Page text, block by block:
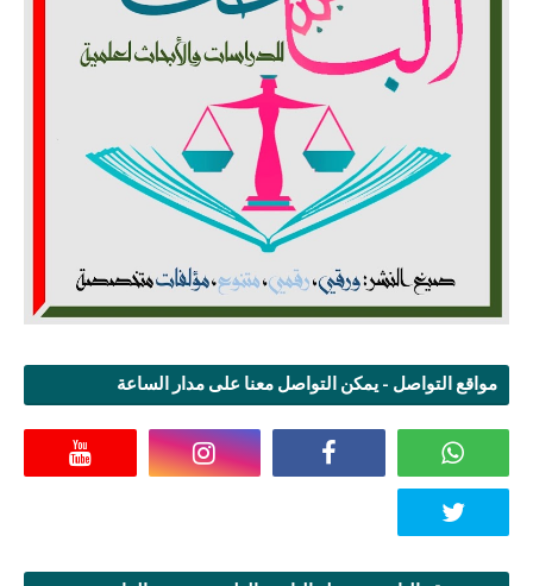
مواقع التواصل - يمكن التواصل معنا على مدار الساعة